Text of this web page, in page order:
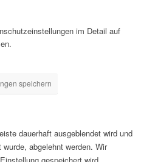
im Detail auf
speichern
dauerhaft ausgeblendet wird und
abgelehnt werden. Wir